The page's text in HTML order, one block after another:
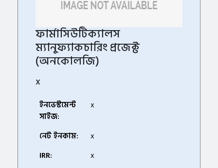
ফার্মাসিউটিক্যালস
ম্যানুফ্যাকচারিং প্রজেক্ট
(অনকোলজি)
x
ইনভেস্টমেন্ট
সাইজ:
x
নেট ইনকাম:
x
IRR:
x